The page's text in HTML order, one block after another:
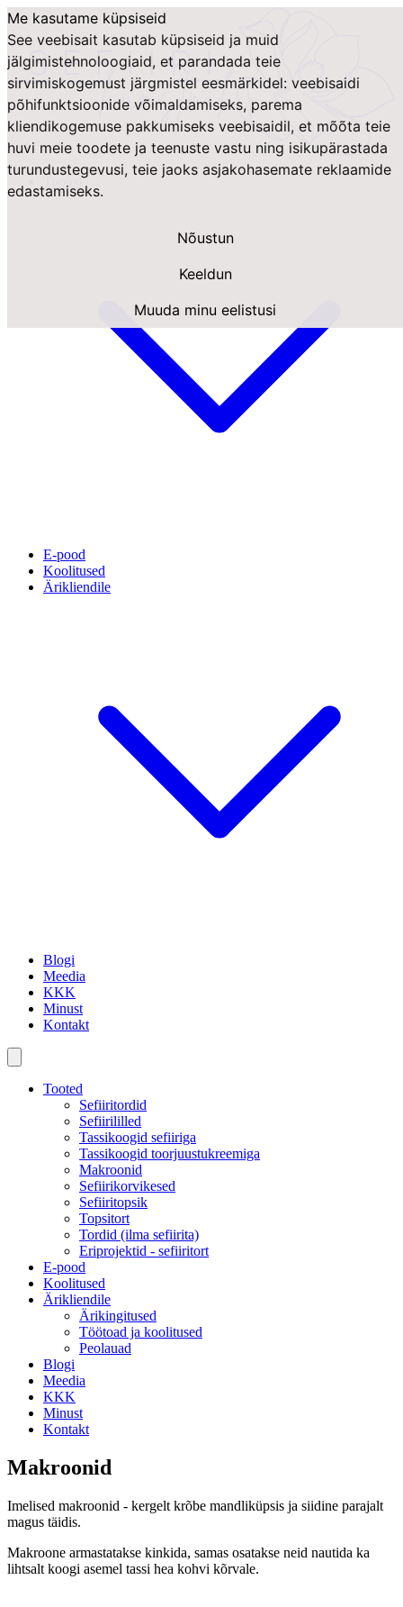
Me kasutame küpsiseid
See veebisait kasutab küpsiseid ja muid
jälgimistehnoloogiaid, et parandada teie
sirvimiskogemust järgmistel eesmärkidel: veebisaidi
põhifunktsioonide võimaldamiseks, parema
kliendikogemuse pakkumiseks veebisaidil, et mõõta teie
huvi meie toodete ja teenuste vastu ning isikupärastada
turundustegevusi, teie jaoks asjakohasemate reklaamide
edastamiseks.
Nõustun
Keeldun
Muuda minu eelistusi
Tooted
E-pood
Koolitused
Ärikliendile
Blogi
Meedia
KKK
Minust
Kontakt
Tooted
Sefiiritordid
Sefiirililled
Tassikoogid sefiiriga
Tassikoogid toorjuustukreemiga
Makroonid
Sefiirikorvikesed
Sefiiritopsik
Topsitort
Tordid (ilma sefiirita)
Eriprojektid - sefiiritort
E-pood
Koolitused
Ärikliendile
Ärikingitused
Töötoad ja koolitused
Peolauad
Blogi
Meedia
KKK
Minust
Kontakt
Makroonid
Imelised makroonid - kergelt krõbe mandliküpsis ja siidine parajalt
magus täidis.
Makroone armastatakse kinkida, samas osatakse neid nautida ka
lihtsalt koogi asemel tassi hea kohvi kõrvale.